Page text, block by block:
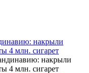
накрыли
4 млн. сигарет